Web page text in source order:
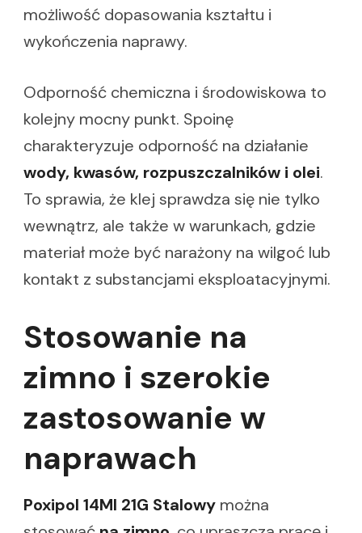
możliwość dopasowania kształtu i
wykończenia naprawy.
Odporność chemiczna i środowiskowa to
kolejny mocny punkt. Spoinę
charakteryzuje odporność na działanie
wody, kwasów, rozpuszczalników i olei.
To sprawia, że klej sprawdza się nie tylko
wewnątrz, ale także w warunkach, gdzie
materiał może być narażony na wilgoć lub
kontakt z substancjami eksploatacyjnymi.
Stosowanie na
zimno i szerokie
zastosowanie w
naprawach
Poxipol 14Ml 21G Stalowy można